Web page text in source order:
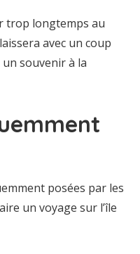
trop longtemps au
avec un coup
souvenir à la
posées par les
un voyage sur l’île